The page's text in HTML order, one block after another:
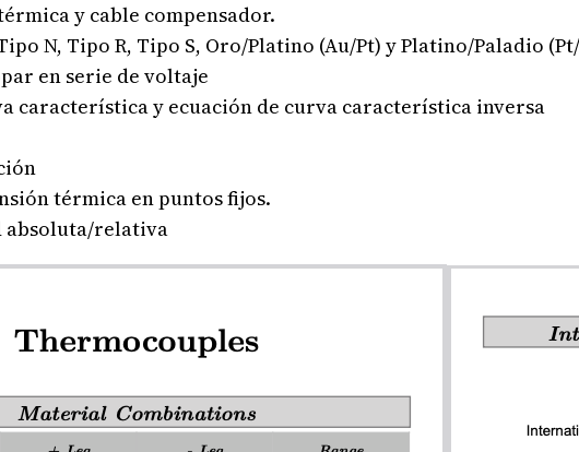
y cable compensador.
N, Tipo R, Tipo S, Oro/Platino (Au/Pt) y Platino/Paladio
en serie de voltaje
característica y ecuación de curva característica inversa
térmica en puntos fijos.
absoluta/relativa